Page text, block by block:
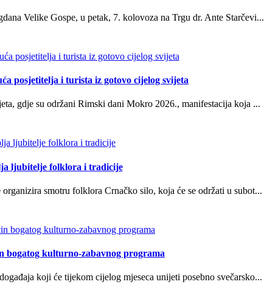
Velike Gospe, u petak, 7. kolovoza na Trgu dr. Ante Starčevi...
posjetitelja i turista iz gotovo cijelog svijeta
gdje su održani Rimski dani Mokro 2026., manifestacija koja ...
ljubitelje folklora i tradicije
smotru folklora Crnačko silo, koja će se održati u subot...
bogatog kulturno-zabavnog programa
koji će tijekom cijelog mjeseca unijeti posebno svečarsko...